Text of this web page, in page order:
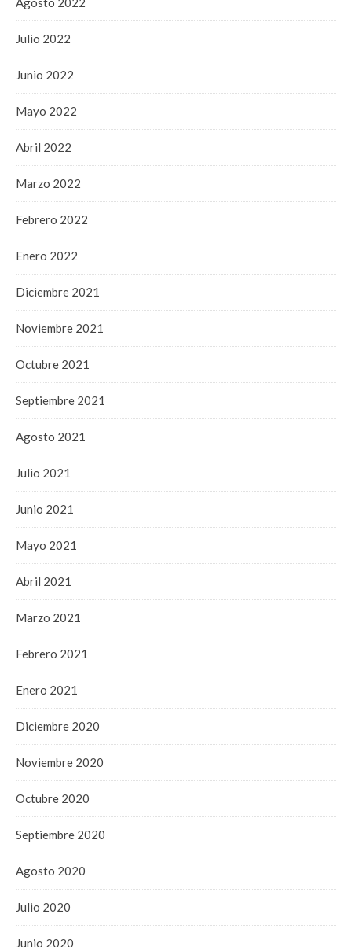
Julio 2022
Junio 2022
Mayo 2022
Abril 2022
Marzo 2022
Febrero 2022
Enero 2022
Diciembre 2021
Noviembre 2021
Octubre 2021
Septiembre 2021
Agosto 2021
Julio 2021
Junio 2021
Mayo 2021
Abril 2021
Marzo 2021
Febrero 2021
Enero 2021
Diciembre 2020
Noviembre 2020
Octubre 2020
Septiembre 2020
Agosto 2020
Julio 2020
Junio 2020